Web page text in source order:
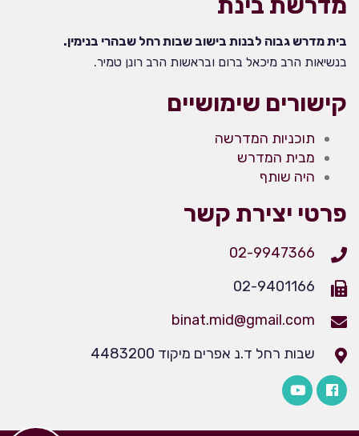
בית מדרש גבוה לבנות בישוב שבות רחל שבהרי בנימין.
בנשיאות הרב מיכאל ברום ובראשות הרב רונן טמיר.
קישורים שימושיים
תוכניות המדרשה
מבית המדרש
היה שותף
פרטי יצירת קשר
02-9947366
02-9401166
binat.mid@gmail.com
שבות רחל ד.נ אפרים מיקוד 4483200